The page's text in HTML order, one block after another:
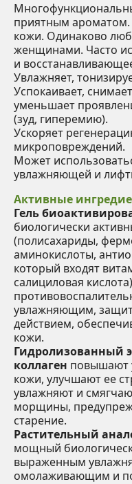
приятным ароматом.
кожи. Одинаково
женщинами. Часто
и
Увлажняет,
Успокаивает,
уменьшает
(зуд, гиперемию).
Ускоряет
микроповреждений.
Может
увлажняющей и
Активные
Гель
биологически
(полисахариды,
аминокислоты,
который входят
салициловая
увлажняющим,
действием,
кожи.
Гидролизованный
коллаген повышают
кожи, улучшают ее
увлажняют и
морщины,
старение.
Растительный
мощный
выраженным
омолаживающим и